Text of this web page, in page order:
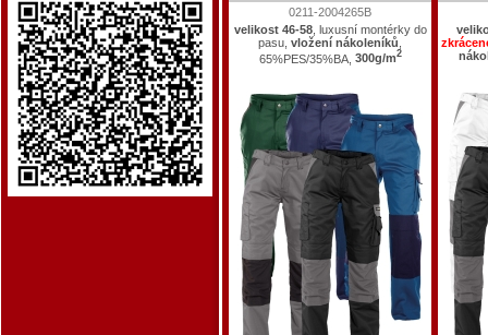
0211-2004265B
velikost 46-58, luxusní montérky do
pasu, vložení nákoleníků
65%PES/35%BA, 300g/m2